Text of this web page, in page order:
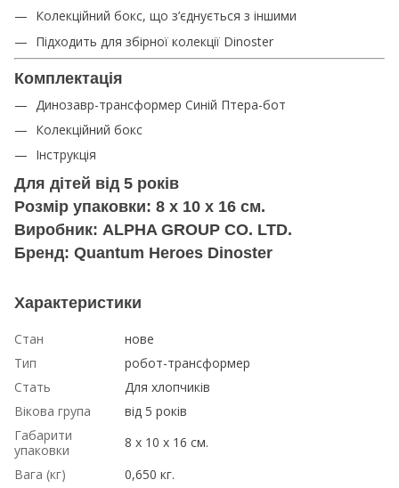
Колекційний бокс, що з’єднується з іншими
Підходить для збірної колекції Dinoster
Комплектація
Динозавр-трансформер Синій Птера-бот
Колекційний бокс
Інструкція
Для дітей від 5 років
Розмір упаковки: 8 x 10 x 16 см.
Виробник: ALPHA GROUP CO. LTD.
Бренд: Quantum Heroes Dinoster
Характеристики
Стан
нове
Тип
робот-трансформер
Стать
Для хлопчиків
Вікова група
від 5 років
Габарити
упаковки
8 x 10 x 16 см.
Вага (кг)
0,650 кг.